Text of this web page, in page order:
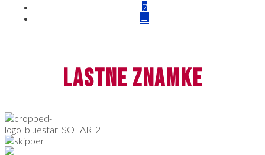
7
→
lastne znamke